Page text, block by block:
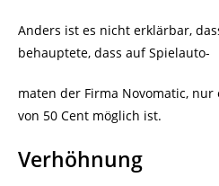
Anders ist es nicht erklärbar,
behauptete, dass auf Spielauto-
maten der Firma Novomatic,
von 50 Cent möglich ist.
Verhöhnung